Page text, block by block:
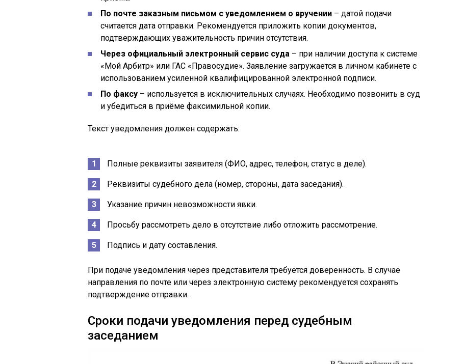
По почте заказным письмом с уведомлением о вручении – датой подачи
считается дата отправки. Рекомендуется приложить копии документов,
подтверждающих уважительность причин отсутствия.
Через официальный электронный сервис суда – при наличии доступа к системе
«Мой Арбитр» или ГАС «Правосудие». Заявление загружается в личном кабинете с
использованием усиленной квалифицированной электронной подписи.
По факсу – используется в исключительных случаях. Необходимо позвонить в суд
и убедиться в приёме факсимильной копии.
Текст уведомления должен содержать:
Полные реквизиты заявителя (ФИО, адрес, телефон, статус в деле).
Реквизиты судебного дела (номер, стороны, дата заседания).
Указание причин невозможности явки.
Просьбу рассмотреть дело в отсутствие либо отложить рассмотрение.
Подпись и дату составления.
При подаче уведомления через представителя требуется доверенность. В случае
направления по почте или через электронную систему рекомендуется сохранять
подтверждение отправки.
Сроки подачи уведомления перед судебным
заседанием